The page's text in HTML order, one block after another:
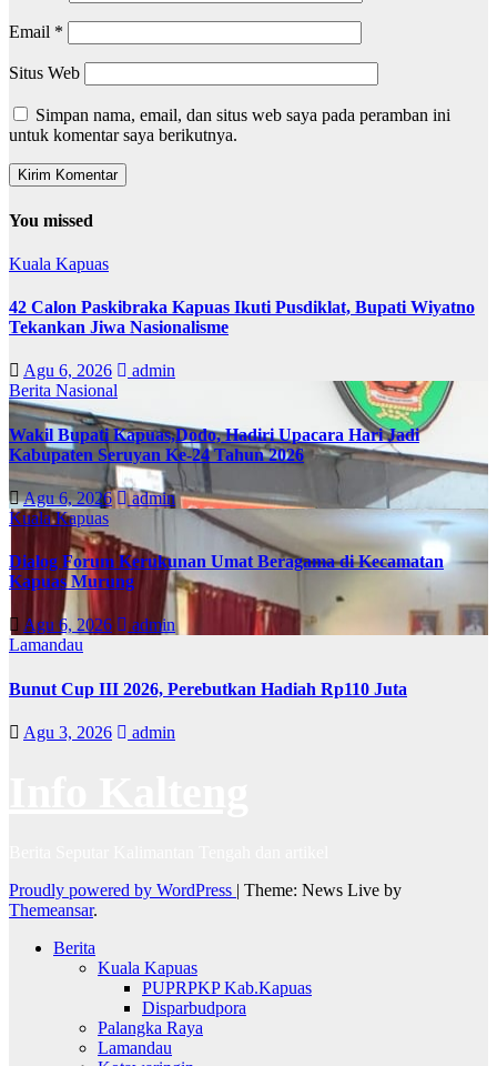
Email *
Situs Web
Simpan nama, email, dan situs web saya pada peramban ini
untuk komentar saya berikutnya.
You missed
Kuala Kapuas
42 Calon Paskibraka Kapuas Ikuti Pusdiklat, Bupati Wiyatno
Tekankan Jiwa Nasionalisme
Agu 6, 2026
admin
Berita Nasional
Wakil Bupati Kapuas,Dodo, Hadiri Upacara Hari Jadi
Kabupaten Seruyan Ke-24 Tahun 2026
Agu 6, 2026
admin
Kuala Kapuas
Dialog Forum Kerukunan Umat Beragama di Kecamatan
Kapuas Murung
Agu 6, 2026
admin
Lamandau
Bunut Cup III 2026, Perebutkan Hadiah Rp110 Juta
Agu 3, 2026 admin
Proudly powered by WordPress | Theme: News Live by
Themeansar.
Berita
Kuala Kapuas
PUPRPKP Kab.Kapuas
Disparbudpora
Palangka Raya
Lamandau